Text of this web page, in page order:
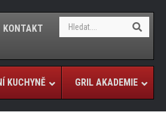
KONTAKT
r
c
h
e
c
KUCHYNĚ GRIL AKADEMIE